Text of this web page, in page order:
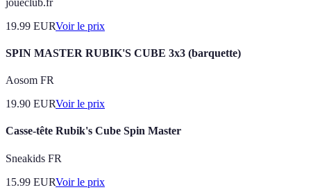
19.99 EURVoir le prix
SPIN MASTER RUBIK'S CUBE 3x3 (barquette)
Aosom FR
19.90 EURVoir le prix
Casse-tête Rubik's Cube Spin Master
Sneakids FR
15.99 EURVoir le prix